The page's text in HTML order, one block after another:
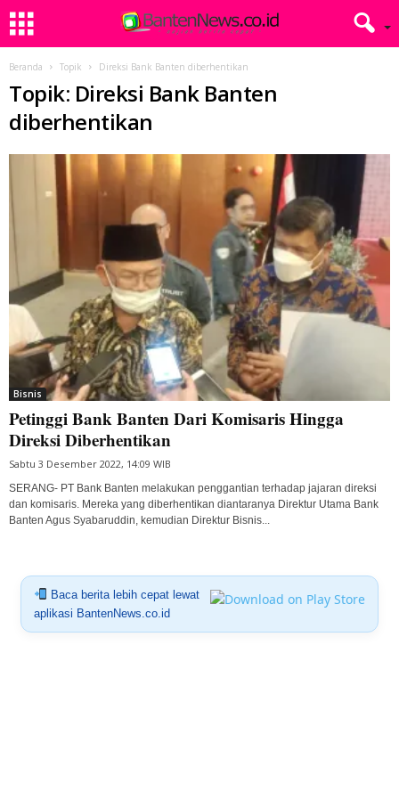
Beranda Topik Direksi Bank Banten diberhentikan
Topik: Direksi Bank Banten
diberhentikan
Bisnis
Petinggi Bank Banten Dari Komisaris Hingga
Direksi Diberhentikan
Sabtu 3 Desember 2022, 14:09 WIB
SERANG- PT Bank Banten melakukan penggantian terhadap jajaran direksi
dan komisaris. Mereka yang diberhentikan diantaranya Direktur Utama Bank
Banten Agus Syabaruddin, kemudian Direktur Bisnis...
Baca berita lebih cepat lewat
aplikasi BantenNews.co.id